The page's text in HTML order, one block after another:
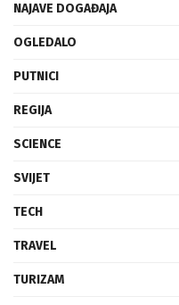
NAJAVE DOGAĐAJA
OGLEDALO
PUTNICI
REGIJA
SCIENCE
SVIJET
TECH
TRAVEL
TURIZAM